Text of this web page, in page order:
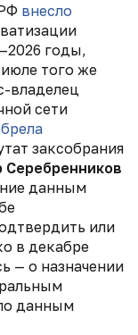
внесло
годы,
того же
владелец
сети
заксобрания
Серебренников
данным
или
в декабре
— о назначении
данным